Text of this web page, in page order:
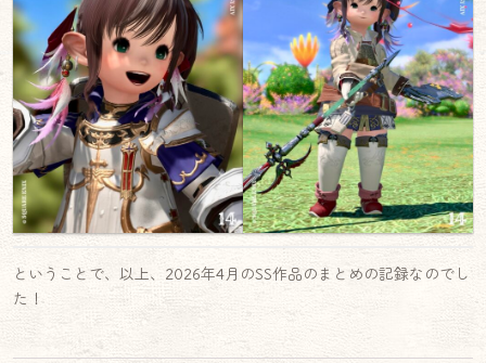
ということで、以上、2026年4月のSS作品のまとめの記録なのでし
た！